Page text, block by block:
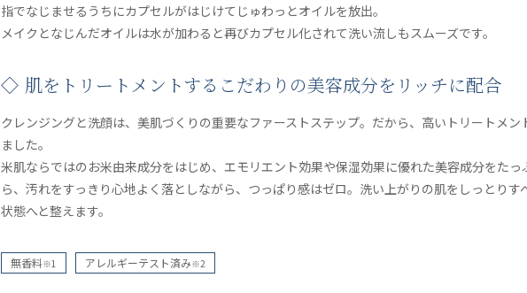
指でなじませるうちにカプセルがはじけてじゅわっとオイルを放出。
メイクとなじんだオイルは水が加わると再びカプセル化されて洗い流しもスムーズです。
◇ 肌をトリートメントするこだわりの美容成分をリッチに配合
クレンジングと洗顔は、美肌づくりの重要なファーストステップ。だから、高いトリートメン
ました。
米肌ならではのお米由来成分をはじめ、エモリエント効果や保湿効果に優れた美容成分をたっ
ら、汚れをすっきり心地よく落としながら、つっぱり感はゼロ。洗い上がりの肌をしっとりす
状態へと整えます。
無香料※1 アレルギーテスト済み※2